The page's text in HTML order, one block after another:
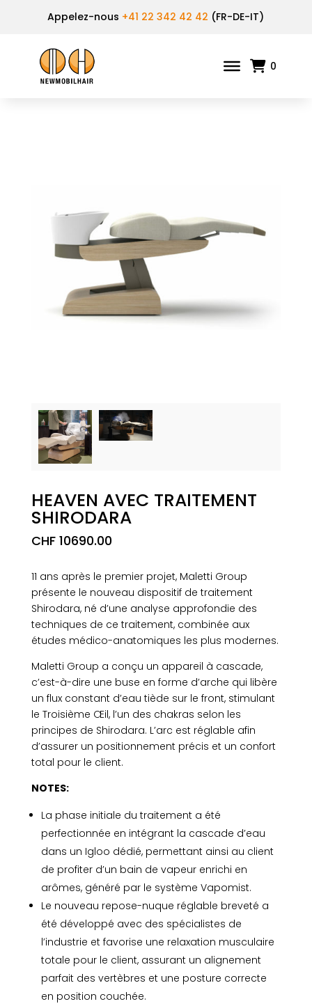
Appelez-nous +41 22 342 42 42 (FR-DE-IT)
0
HEAVEN AVEC TRAITEMENT
SHIRODARA
CHF10690.00
11 ans après le premier projet, Maletti Group
présente le nouveau dispositif de traitement
Shirodara, né d’une analyse approfondie des
techniques de ce traitement, combinée aux
études médico-anatomiques les plus modernes.
Maletti Group a conçu un appareil à cascade,
c’est-à-dire une buse en forme d’arche qui libère
un flux constant d’eau tiède sur le front, stimulant
le Troisième Œil, l’un des chakras selon les
principes de Shirodara. L’arc est réglable afin
d’assurer un positionnement précis et un confort
total pour le client.
NOTES:
La phase initiale du traitement a été
perfectionnée en intégrant la cascade d’eau
dans un Igloo dédié, permettant ainsi au client
de profiter d’un bain de vapeur enrichi en
arômes, généré par le système Vapomist.
Le nouveau repose-nuque réglable breveté a
été développé avec des spécialistes de
l’industrie et favorise une relaxation musculaire
totale pour le client, assurant un alignement
parfait des vertèbres et une posture correcte
en position couchée.